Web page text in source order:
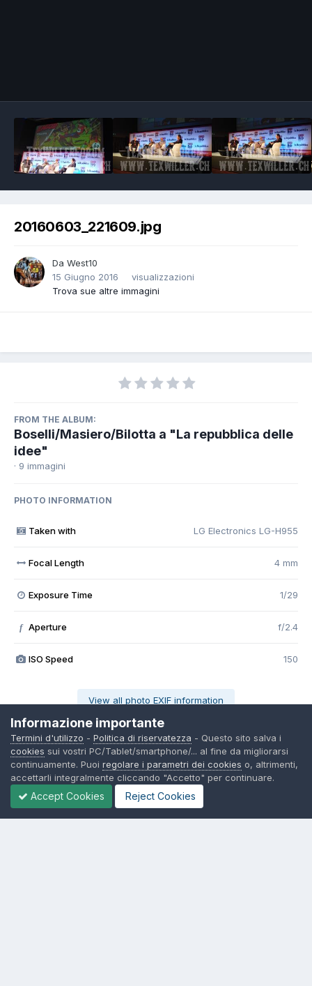
20160603_221609.jpg
Da West10
15 Giugno 2016
visualizzazioni
Trova sue altre immagini
FROM THE ALBUM:
Boselli/Masiero/Bilotta a "La repubblica delle
idee"
· 9 immagini
PHOTO INFORMATION
Taken with LG Electronics LG-H955
Focal Length 4 mm
Exposure Time 1/29
f Aperture f/2.4
ISO Speed 150
View all photo EXIF information
Share Seguono 0
Informazione importante
Termini d'utilizzo - Politica di riservatezza - Questo sito salva i
cookies sui vostri PC/Tablet/smartphone/... al fine da migliorarsi
continuamente. Puoi regolare i parametri dei cookies o, altrimenti,
accettarli integralmente cliccando "Accetto" per continuare.
Accept Cookies Reject Cookies